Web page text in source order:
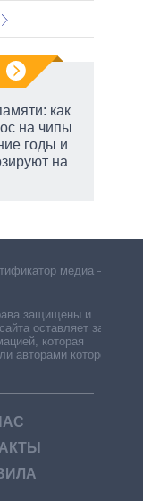
как
на чипы
годы и
на
медиа –
защищены и
оставляет за
которая
авторами которой